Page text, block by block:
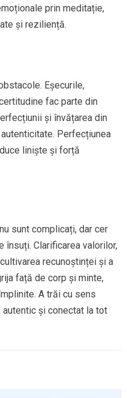
prin meditație,
și reziliență.
Eșecurile,
fac parte din
și învățarea din
Perfecțiunea
liniște și forță
sunt complicați, dar cer
însuți. Clarificarea valorilor,
recunoștinței și a
față de corp și minte,
A trăi cu sens
și conectat la tot